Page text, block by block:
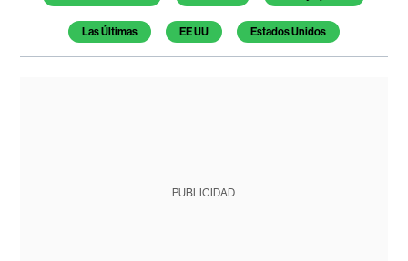
Las Últimas EE UU Estados Unidos
PUBLICIDAD